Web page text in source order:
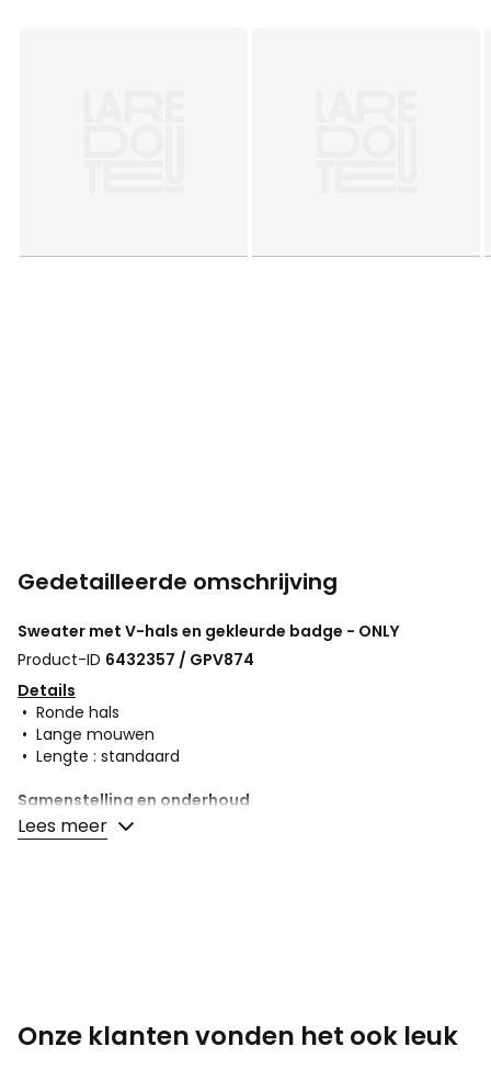
Gedetailleerde omschrijving
Sweater met V-hals en gekleurde badge - ONLY
Product-ID 6432357 / GPV874
Details
• Ronde hals
• Lange mouwen
• Lengte : standaard
Samenstelling en onderhoud
• 60% katoen, 40% polyester
• Onderhoud : zie etiket
Lees meer
Onze klanten vonden het ook leuk